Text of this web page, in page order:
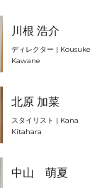
川根 浩介
ディレクター | Kousuke
Kawane
北原 加菜
スタイリスト | Kana
Kitahara
中山 萌夏